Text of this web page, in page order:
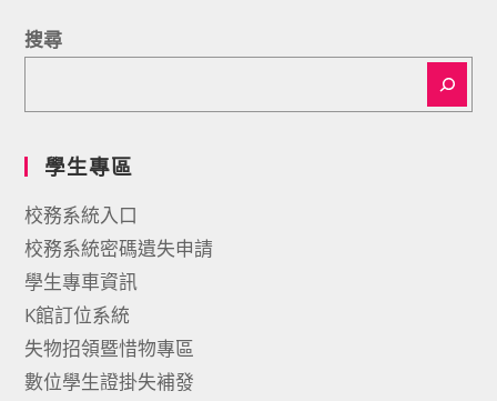
搜尋
學生專區
校務系統入口
校務系統密碼遺失申請
學生專車資訊
K館訂位系統
失物招領暨惜物專區
數位學生證掛失補發